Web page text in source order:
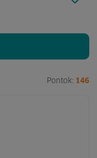
Pontok: 146